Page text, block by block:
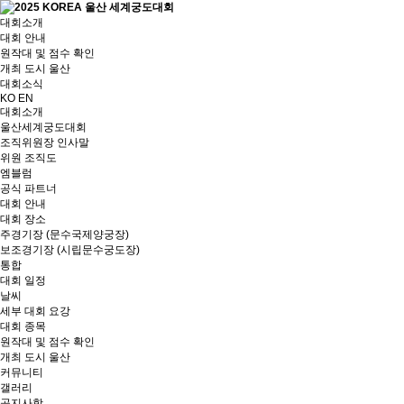
대회소개
대회 안내
원작대 및 점수 확인
개최 도시 울산
대회소식
KO EN
대회소개
울산세계궁도대회
조직위원장 인사말
위원 조직도
엠블럼
공식 파트너
대회 안내
대회 장소
주경기장 (문수국제양궁장)
보조경기장 (시립문수궁도장)
통합
대회 일정
날씨
세부 대회 요강
대회 종목
원작대 및 점수 확인
개최 도시 울산
커뮤니티
갤러리